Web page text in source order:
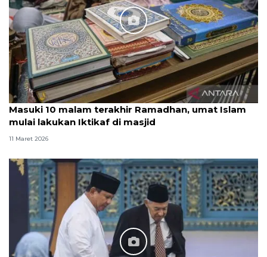
Masuki 10 malam terakhir Ramadhan, umat Islam
mulai lakukan Iktikaf di masjid
11 Maret 2026